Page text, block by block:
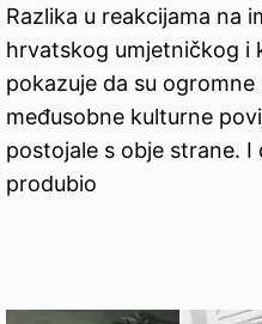
Razlika u reakcijama na
hrvatskog umjetničkog i
pokazuje da su
međusobne kulturne
postojale s obje strane. I
produbio